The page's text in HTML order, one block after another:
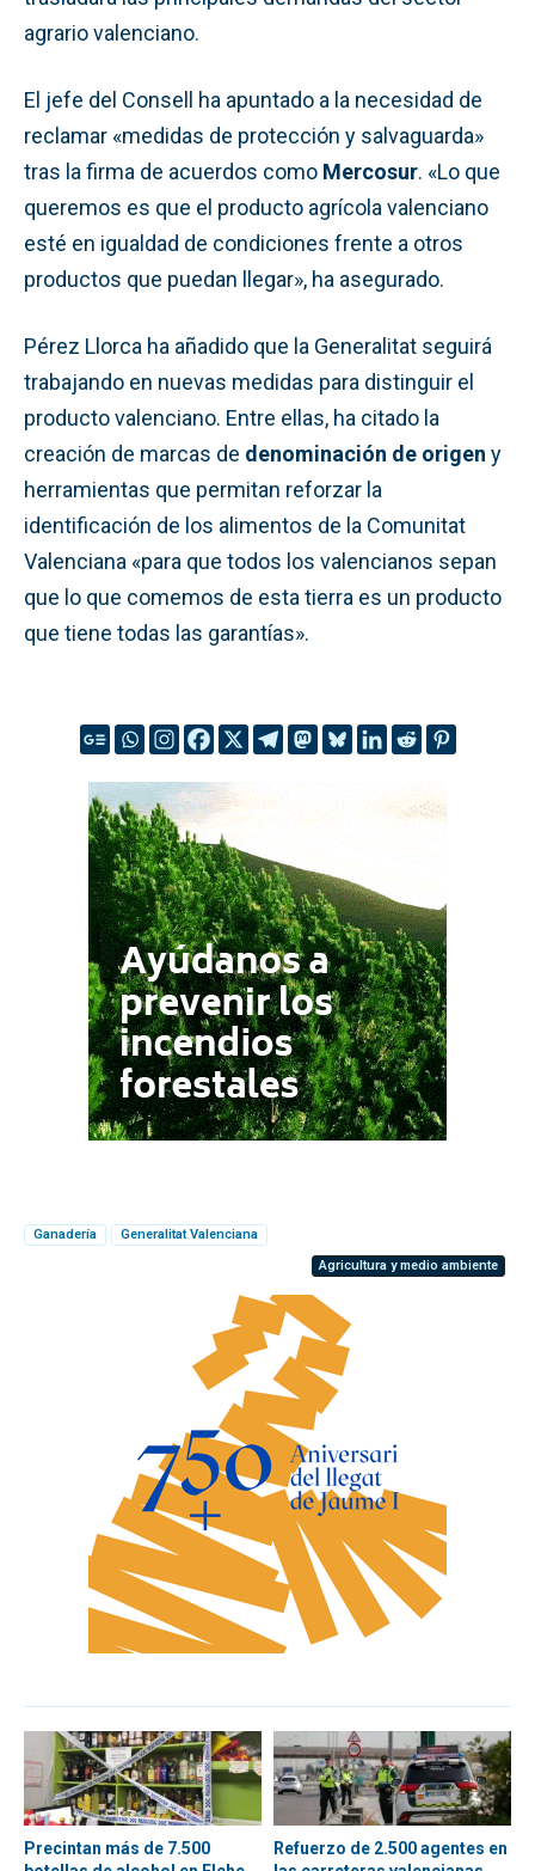
agrario valenciano.
El jefe del Consell ha apuntado a la necesidad de
reclamar «medidas de protección y salvaguarda»
tras la firma de acuerdos como Mercosur. «Lo que
queremos es que el producto agrícola valenciano
esté en igualdad de condiciones frente a otros
productos que puedan llegar», ha asegurado.
Pérez Llorca ha añadido que la Generalitat seguirá
trabajando en nuevas medidas para distinguir el
producto valenciano. Entre ellas, ha citado la
creación de marcas de denominación de origen y
herramientas que permitan reforzar la
identificación de los alimentos de la Comunitat
Valenciana «para que todos los valencianos sepan
que lo que comemos de esta tierra es un producto
que tiene todas las garantías».
Ganadería
Generalitat Valenciana
Agricultura y medio ambiente
Precintan más de 7.500
Refuerzo de 2.500 agentes en